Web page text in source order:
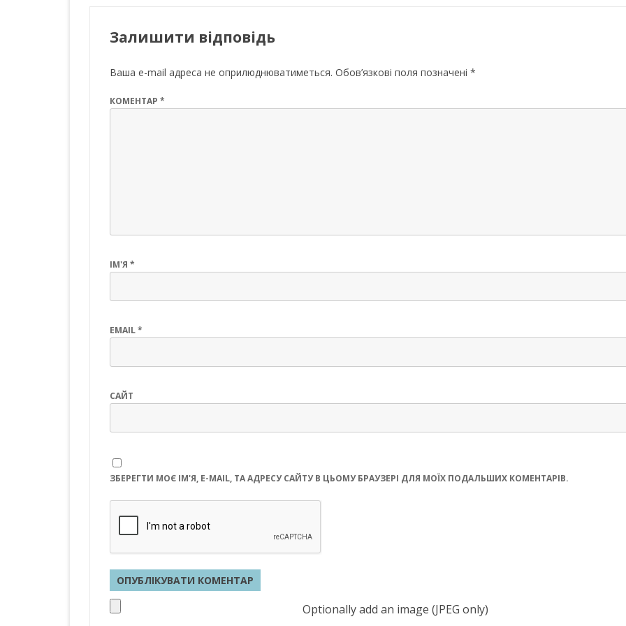
o
o
k
p
p
dI
n
Залишити відповідь
Ваша e-mail адреса не оприлюднюватиметься. Обов’язкові поля позначені *
КОМЕНТАР *
ІМ'Я *
EMAIL*
САЙТ
ЗБЕРЕГТИ МОЄ ІМ'Я, E-MAIL, ТА АДРЕСУ САЙТУ В ЦЬОМУ БРАУЗЕРІ ДЛЯ МОЇХ ПОДАЛЬШИХ КОМЕНТАРІВ.
Optionally add an image (JPEG only)